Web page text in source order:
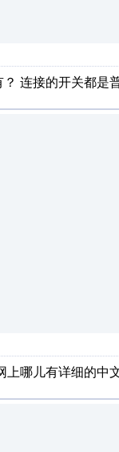
连接的开关都是
哪儿有详细的中